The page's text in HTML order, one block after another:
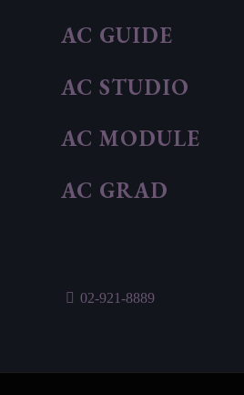
AC GUIDE
AC STUDIO
AC MODULE
AC GRAD
02-921-8889